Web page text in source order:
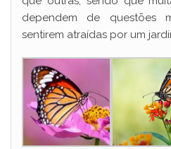
dependem de questões
sentirem atraídas por um